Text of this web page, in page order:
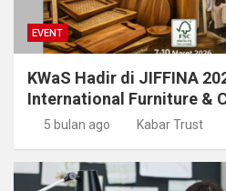
EVENT
KWaS Hadir di JIFFINA
International Furniture &
5 bulan ago Kabar Trust